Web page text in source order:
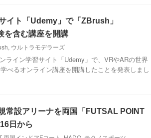
イト「Udemy」で「ZBrush」
を含む講座を開講
, ウルトラモデラーズ
ライン学習サイト「Udemy」で、VRやARの世界
べるオンライン講座を開講したことを発表しまし
常設アリーナを両国「FUTSAL POINT
日から